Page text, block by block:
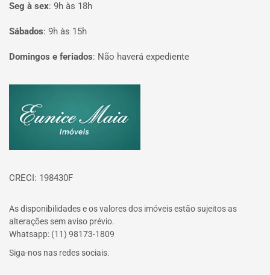
Seg à sex: 9h às 18h
Sábados: 9h às 15h
Domingos e feriados: Não haverá expediente
CRECI: 198430F
As disponibilidades e os valores dos imóveis estão sujeitos as
alterações sem aviso prévio.
Whatsapp: (11) 98173-1809
Siga-nos nas redes sociais.